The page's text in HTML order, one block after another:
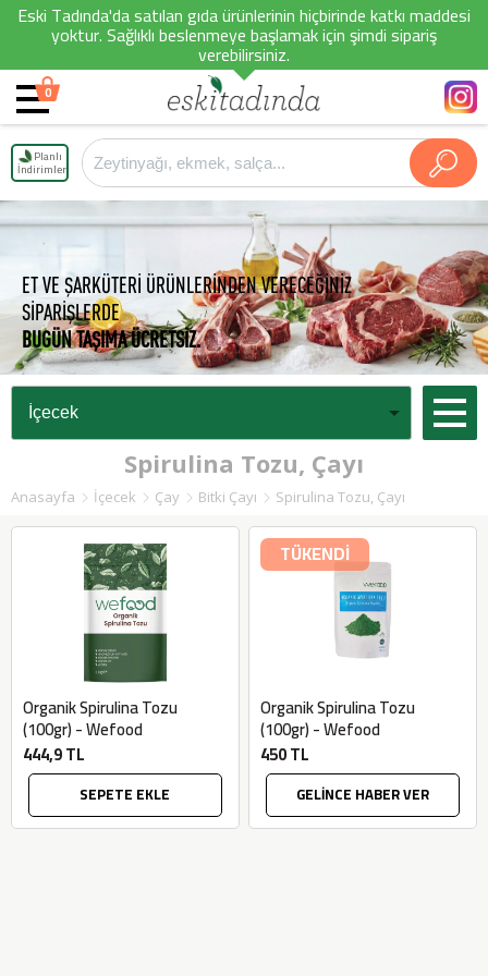
Eski Tadında'da satılan gıda ürünlerinin hiçbirinde katkı maddesi
yoktur. Sağlıklı beslenmeye başlamak için şimdi sipariş
verebilirsiniz.
0
Planlı
İndirimler
ET VE ŞARKÜTERİ ÜRÜNLERİNDEN VERECEĞİNİZ
SİPARİŞLERDE
BUGÜN TAŞIMA ÜCRETSİZ.
Spirulina Tozu, Çayı
Anasayfa İçecek Çay Bitki Çayı Spirulina Tozu, Çayı
Organik Spirulina Tozu
(100gr) - Wefood
444,9 TL
SEPETE EKLE
TÜKENDİ
Organik Spirulina Tozu
(100gr) - Wefood
450 TL
GELİNCE HABER VER